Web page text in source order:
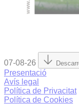
07-08-26
Presentació
Avís legal
Política de Privacitat
Política de Cookies